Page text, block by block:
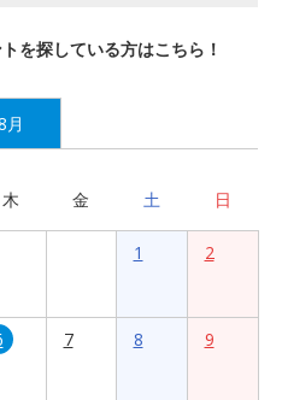
を探している方はこちら！
月
木 金 土 日
1 2
7 8 9